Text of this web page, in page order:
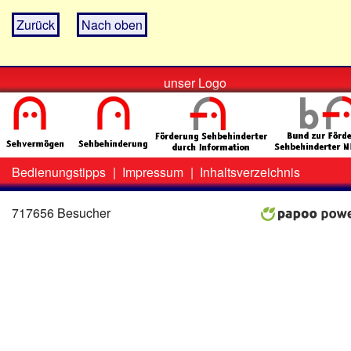
Zurück Nach oben
unser Logo
Zweit-
Menü
Bedienungstipps | Impressum | Inhaltsverzeichnis
717656 Besucher